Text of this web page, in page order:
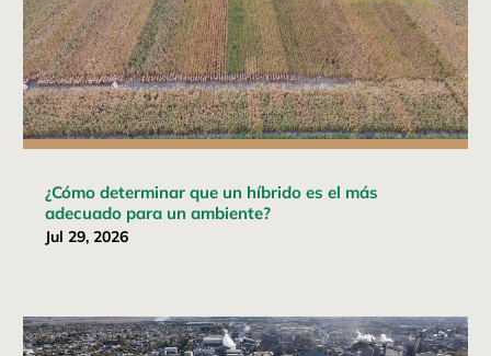
¿Cómo determinar que un híbrido es el más
adecuado para un ambiente?
Jul 29, 2026